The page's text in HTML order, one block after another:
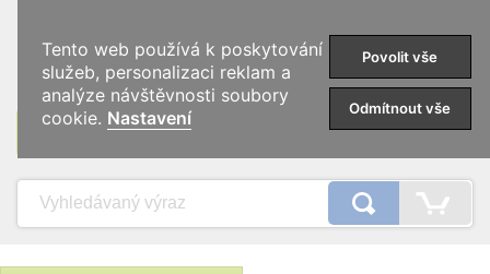
KATEGORIE
Tento web používá k poskytování
služeb, personalizaci reklam a
analýze návštěvnosti soubory
cookie. Nastavení
Povolit vše
Odmítnout vše